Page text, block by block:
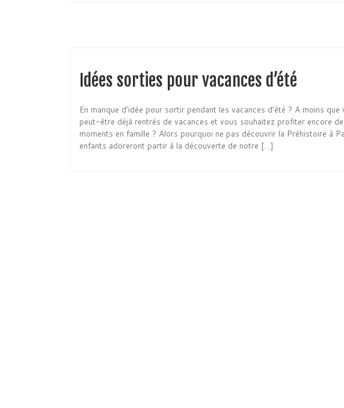
Idées sorties pour vacances d’été
En manque d’idée pour sortir pendant les vacances d’été ? A moins que
peut-être déjà rentrés de vacances et vous souhaitez profiter encore
moments en famille ? Alors pourquoi ne pas découvrir la Préhistoire à
enfants adoreront partir à la découverte de notre […]